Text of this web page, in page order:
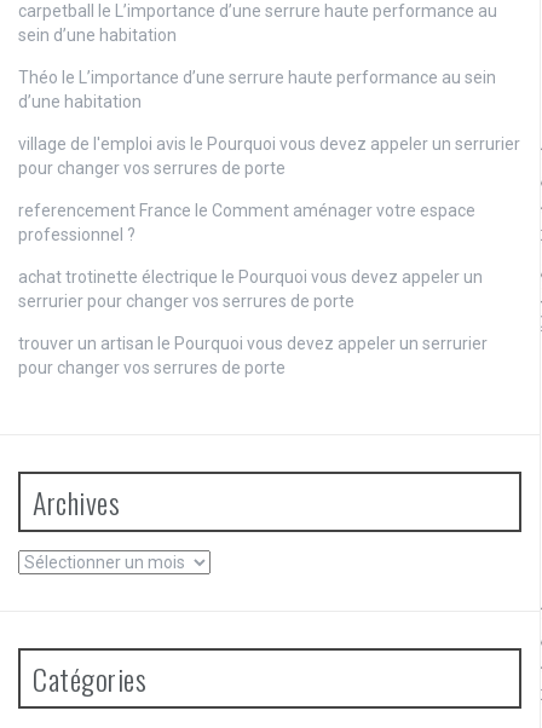
carpetball le L’importance d’une serrure haute performance au
sein d’une habitation
Théo le L’importance d’une serrure haute performance au sein
d’une habitation
village de l'emploi avis le Pourquoi vous devez appeler un serrurier
pour changer vos serrures de porte
referencement France le Comment aménager votre espace
professionnel ?
achat trotinette électrique le Pourquoi vous devez appeler un
serrurier pour changer vos serrures de porte
trouver un artisan le Pourquoi vous devez appeler un serrurier
pour changer vos serrures de porte
Archives
Archives
Catégories